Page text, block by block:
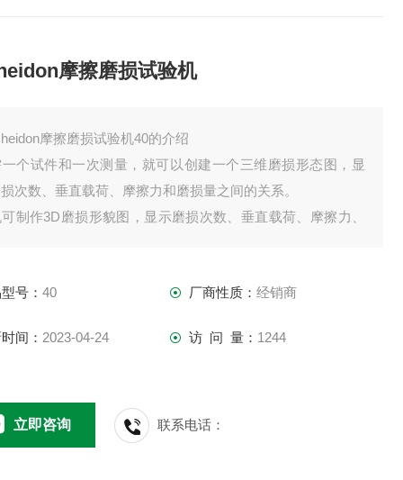
摩擦磨损试验机
摩擦磨损试验机40的介绍
个试件和一次测量，就可以创建一个三维磨损形态图，显
次数、垂直载荷、摩擦力和磨损量之间的关系。
制作3D磨损形貌图，显示磨损次数、垂直载荷、摩擦力、
号：40 厂商性质： 经销商
间： 2023-04-24 访 问 量： 1244
立即咨询 联系电话：